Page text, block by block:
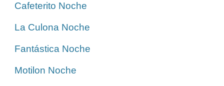
Cafeterito Noche
La Culona Noche
Fantástica Noche
Motilon Noche